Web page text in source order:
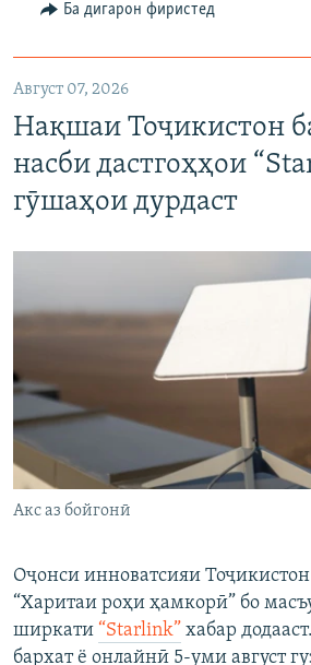
Ба дигарон фиристед
Август 07, 2026
Нақшаи Тоҷикистон
насби дастгоҳҳои
гӯшаҳои дурдаст
Акс аз бойгонӣ
Оҷонси инноватсияи
“Харитаи роҳи ҳамкорӣ” бо
ширкати “Starlink” хабар
бархат ё онлайнӣ 5-уми август